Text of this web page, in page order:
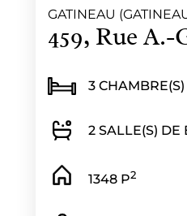
GATINEAU
459, Rue
3 CHAMBRE(S)
2 SALLE(S) DE
1348 P2